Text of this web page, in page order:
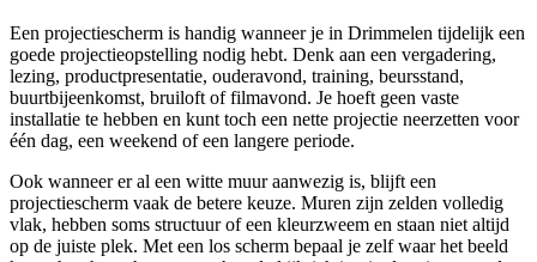
Een projectiescherm is handig wanneer je in Drimmelen tijdelijk een
goede projectieopstelling nodig hebt. Denk aan een vergadering,
lezing, productpresentatie, ouderavond, training, beursstand,
buurtbijeenkomst, bruiloft of filmavond. Je hoeft geen vaste
installatie te hebben en kunt toch een nette projectie neerzetten voor
één dag, een weekend of een langere periode.
Ook wanneer er al een witte muur aanwezig is, blijft een
projectiescherm vaak de betere keuze. Muren zijn zelden volledig
vlak, hebben soms structuur of een kleurzweem en staan niet altijd
op de juiste plek. Met een los scherm bepaal je zelf waar het beeld